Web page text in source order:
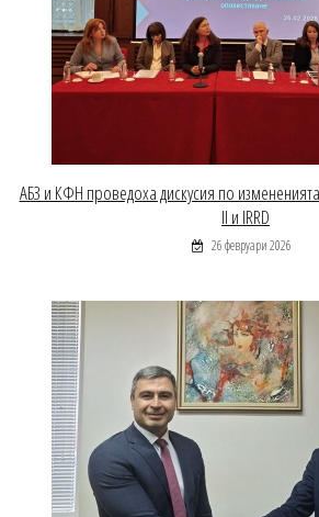
АБЗ и КФН проведоха дискусия по
II и IRRD
26 февруари 2026